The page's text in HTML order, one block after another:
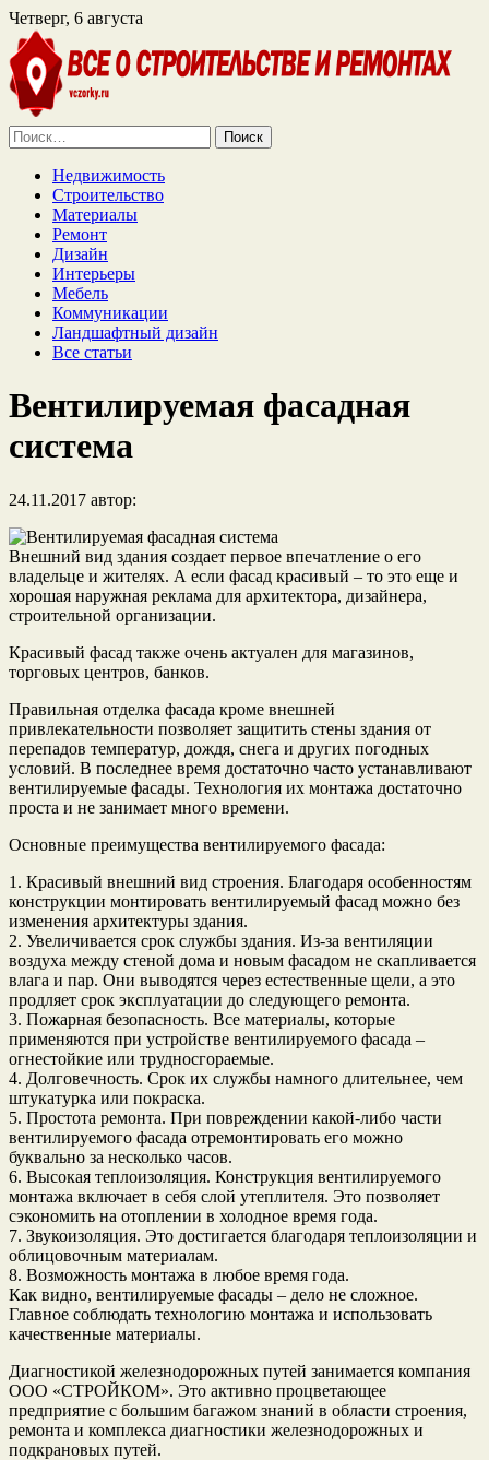
Четверг, 6 августа
Найти:
Недвижимость
Строительство
Материалы
Ремонт
Дизайн
Интерьеры
Мебель
Коммуникации
Ландшафтный дизайн
Все статьи
Вентилируемая фасадная
система
24.11.2017 автор:
Внешний вид здания создает первое впечатление о его
владельце и жителях. А если фасад красивый – то это еще и
хорошая наружная реклама для архитектора, дизайнера,
строительной организации.
Красивый фасад также очень актуален для магазинов,
торговых центров, банков.
Правильная отделка фасада кроме внешней
привлекательности позволяет защитить стены здания от
перепадов температур, дождя, снега и других погодных
условий. В последнее время достаточно часто устанавливают
вентилируемые фасады. Технология их монтажа достаточно
проста и не занимает много времени.
Основные преимущества вентилируемого фасада:
1. Красивый внешний вид строения. Благодаря особенностям
конструкции монтировать вентилируемый фасад можно без
изменения архитектуры здания.
2. Увеличивается срок службы здания. Из-за вентиляции
воздуха между стеной дома и новым фасадом не скапливается
влага и пар. Они выводятся через естественные щели, а это
продляет срок эксплуатации до следующего ремонта.
3. Пожарная безопасность. Все материалы, которые
применяются при устройстве вентилируемого фасада –
огнестойкие или трудносгораемые.
4. Долговечность. Срок их службы намного длительнее, чем
штукатурка или покраска.
5. Простота ремонта. При повреждении какой-либо части
вентилируемого фасада отремонтировать его можно
буквально за несколько часов.
6. Высокая теплоизоляция. Конструкция вентилируемого
монтажа включает в себя слой утеплителя. Это позволяет
сэкономить на отоплении в холодное время года.
7. Звукоизоляция. Это достигается благодаря теплоизоляции и
облицовочным материалам.
8. Возможность монтажа в любое время года.
Как видно, вентилируемые фасады – дело не сложное.
Главное соблюдать технологию монтажа и использовать
качественные материалы.
Диагностикой железнодорожных путей занимается компания
ООО «СТРОЙКОМ». Это активно процветающее
предприятие с большим багажом знаний в области строения,
ремонта и комплекса диагностики железнодорожных и
подкрановых путей.